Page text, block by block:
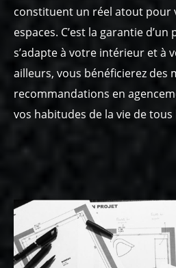
constituent un réel atout pour
espaces. C’est la garantie
s’adapte à votre intérieur et à
ailleurs, vous bénéficierez des
recommandations en
vos habitudes de la vie de tous